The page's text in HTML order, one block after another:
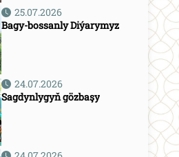
25.07.2026
Bagy-bossanly Diýarymyz
24.07.2026
Sagdynlygyň gözbaşy